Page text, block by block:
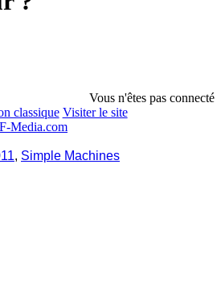
Vous n'êtes pas connecté
classique Visiter le site
Media.com
, Simple Machines